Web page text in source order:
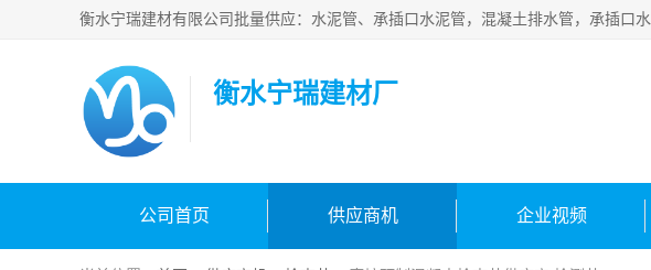
衡水宁瑞建材厂
公司首页 供应商机 企业视频